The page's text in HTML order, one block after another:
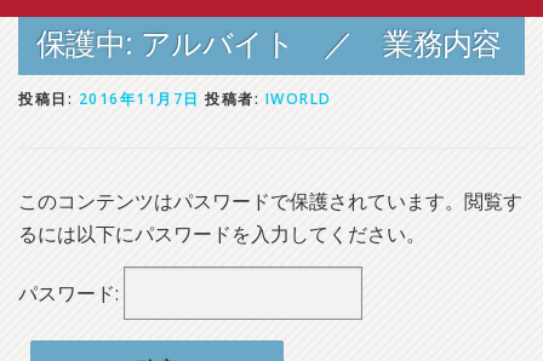
へ
アイ．ワールドについて 採用情報 新卒採用
保護中: アルバイト ／ 業務内容
投稿日: 2016年11月7日 投稿者: IWORLD
このコンテンツはパスワードで保護されています。閲覧す
るには以下にパスワードを入力してください。
パスワード: